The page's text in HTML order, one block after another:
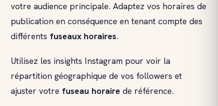
votre audience principale. Adaptez vos horaires de
publication en conséquence en tenant compte des
différents fuseaux horaires.
Utilisez les insights Instagram pour voir la
répartition géographique de vos followers et
ajuster votre fuseau horaire de référence.